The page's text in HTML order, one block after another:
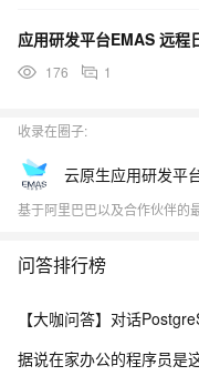
应用研发平台EMAS 远程
176 1
收录在圈子:
云原生应用研发平
问答排行榜
据说在家办公的程序员是